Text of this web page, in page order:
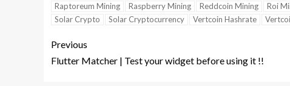
Raptoreum Mining
Raspberry Mining Reddcoin Mining Roi
Solar Crypto
Solar Cryptocurrency Vertcoin Hashrate
Previous
Flutter Matcher | Test your widget before using it !!